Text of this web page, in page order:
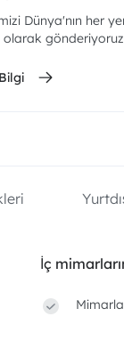
Dünya'nın her
olarak
İç